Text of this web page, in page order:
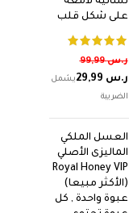
على شكل قلب
ر.س99,99
ر.س
العسل الملكي
الماليزى الأصلي
Royal Honey VIP
(الأكثر مبيعا)
عبوة واحدة , كل